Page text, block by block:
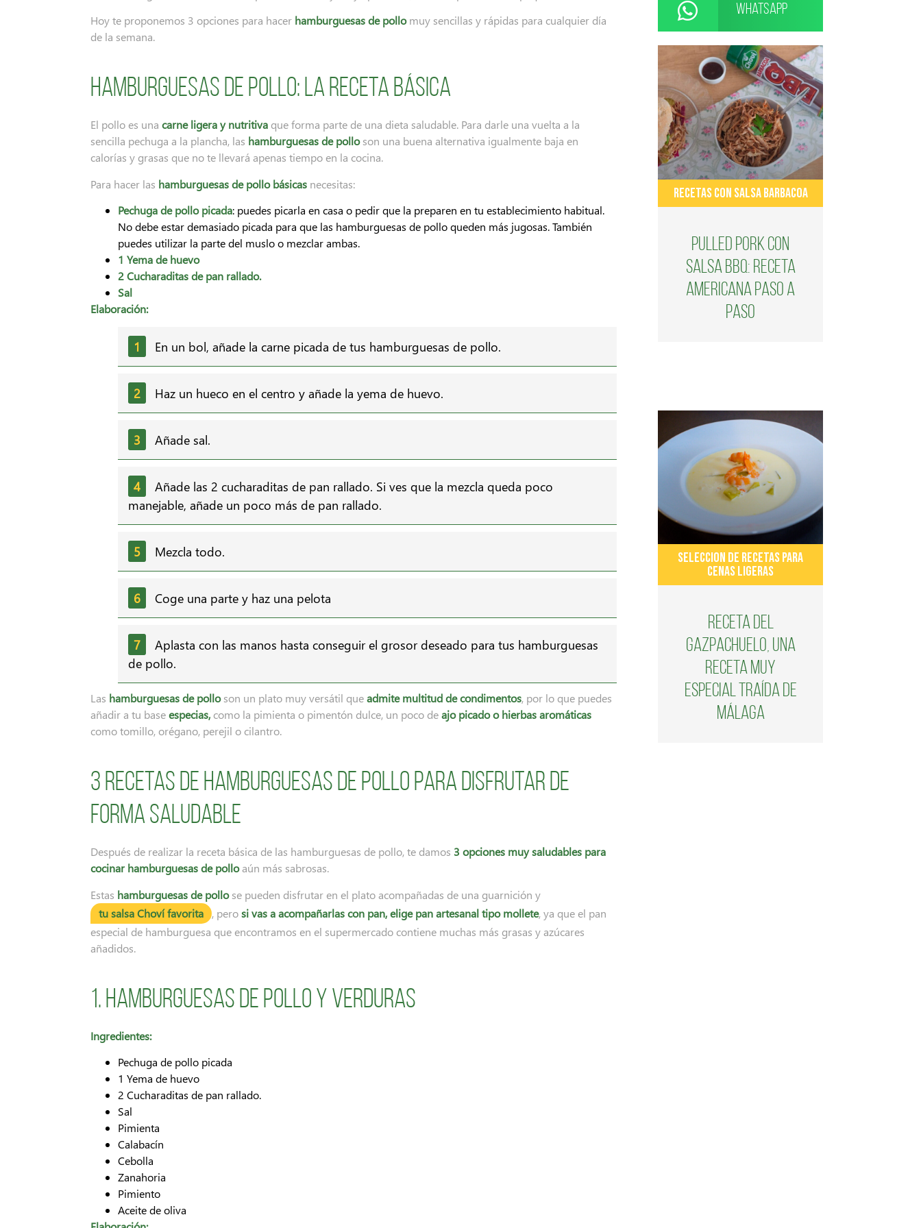
Hoy te proponemos 3 opciones para hacer hamburguesas de pollomuy sencillas y rápidas para cualquier día
de la semana.
Hamburguesas de pollo: la receta básica
El pollo es una carne ligera y nutritiva que forma parte de una dieta saludable. Para darle una vuelta a la
sencilla pechuga a la plancha, las hamburguesas de polloson una buena alternativa igualmente baja en
calorías y grasas que no te llevará apenas tiempo en la cocina.
Para hacer las hamburguesas de pollo básicas necesitas:
Pechuga de pollo picada: puedes picarla en casa o pedir que la preparen en tu establecimiento habitual.
No debe estar demasiado picada para que las hamburguesas de pollo queden más jugosas. También
puedes utilizar la parte del muslo o mezclar ambas.
1 Yema de huevo
2 Cucharaditas de pan rallado.
Sal
Elaboración:
En un bol, añade la carne picada de tus hamburguesas de pollo.
Haz un hueco en el centro y añade la yema de huevo.
Añade sal.
Añade las 2 cucharaditas de pan rallado. Si ves que la mezcla queda poco
manejable, añade un poco más de pan rallado.
Mezcla todo.
Coge una parte y haz una pelota
Aplasta con las manos hasta conseguir el grosor deseado para tus hamburguesas
de pollo.
Las hamburguesas de polloson un plato muy versátil queadmite multitud de condimentos, por lo que puedes
añadir a tu baseespecias, como la pimienta o pimentón dulce, un poco deajo picado o hierbas aromáticas
como tomillo, orégano, perejil o cilantro.
3 recetas de hamburguesas de pollo para disfrutar de
forma saludable
Después de realizar la receta básica de las hamburguesas de pollo, te damos 3 opciones muy saludables para
cocinar hamburguesas de polloaún más sabrosas.
Estas hamburguesas de pollose pueden disfrutar en el plato acompañadas de una guarnición y
tu salsa Choví favorita
, perosi vas a acompañarlas con pan, elige pan artesanal tipo mollete, ya que el pan
especial de hamburguesa que encontramos en el supermercado contiene muchas más grasas y azúcares
añadidos.
1. Hamburguesas de pollo y verduras
Ingredientes:
Pechuga de pollo picada
1 Yema de huevo
2 Cucharaditas de pan rallado.
Sal
Pimienta
Calabacín
Cebolla
Zanahoria
Pimiento
Aceite de oliva
WhatsApp
RECETAS CON SALSA BARBACOA
Pulled Pork con
salsa BBQ: receta
americana paso a
paso
SELECCION DE RECETAS PARA
CENAS LIGERAS
Receta del
gazpachuelo, una
receta muy
especial traída de
Málaga